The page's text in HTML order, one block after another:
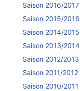
Saison 2016/2017
Saison 2015/2016
Saison 2014/2015
Saison 2013/2014
Saison 2012/2013
Saison 2011/2012
Saison 2010/2011